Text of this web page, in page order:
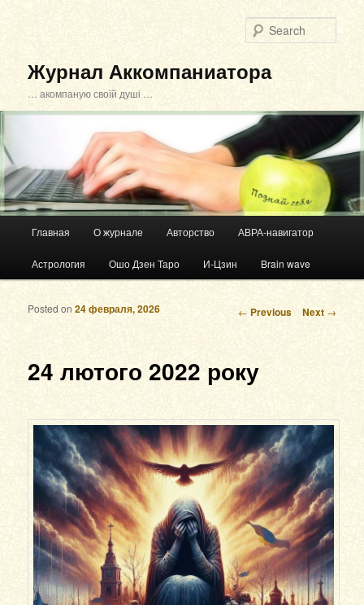
Журнал Аккомпаниатора
… акомпаную своїй душі …
Skip to primary content
Skip to secondary content
Главная О журнале Авторство АВРА-навигатор
Астрология Ошо Дзен Таро И-Цзин Brain wave
Post navigation
← Previous Next →
24 лютого 2022 року
Posted on24 февраля, 2026